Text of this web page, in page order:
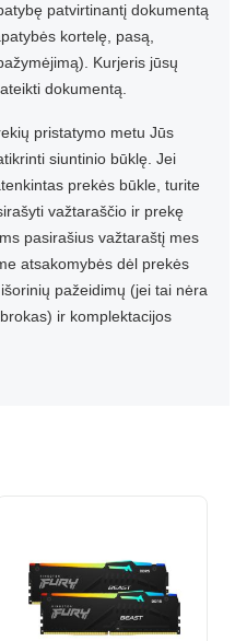
patvirtinantį dokumentą
kortelę, pasą,
Kurjeris jūsų
dokumentą.
pristatymo metu Jūs
siuntinio būklę. Jei
prekės būkle, turite
važtaraščio ir prekę
pasirašius važtaraštį mes
atsakomybės dėl prekės
pažeidimų (jei tai nėra
ir komplektacijos